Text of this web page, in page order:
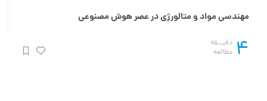
مهندسی مواد و متالورژی در عصر هوش مصنوعی
4 دقیــقه
مطالعه